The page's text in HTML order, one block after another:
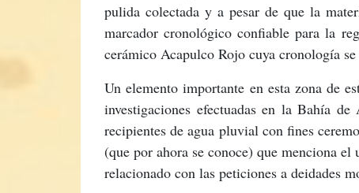
pulida colectada y a pesar de que la
marcador cronológico confiable para la
cerámico Acapulco Rojo cuya cronología
Un elemento importante en esta zona de
investigaciones efectuadas en la Bahía
recipientes de agua pluvial con fines
(que por ahora se conoce) que menciona
relacionado con las peticiones a deidades